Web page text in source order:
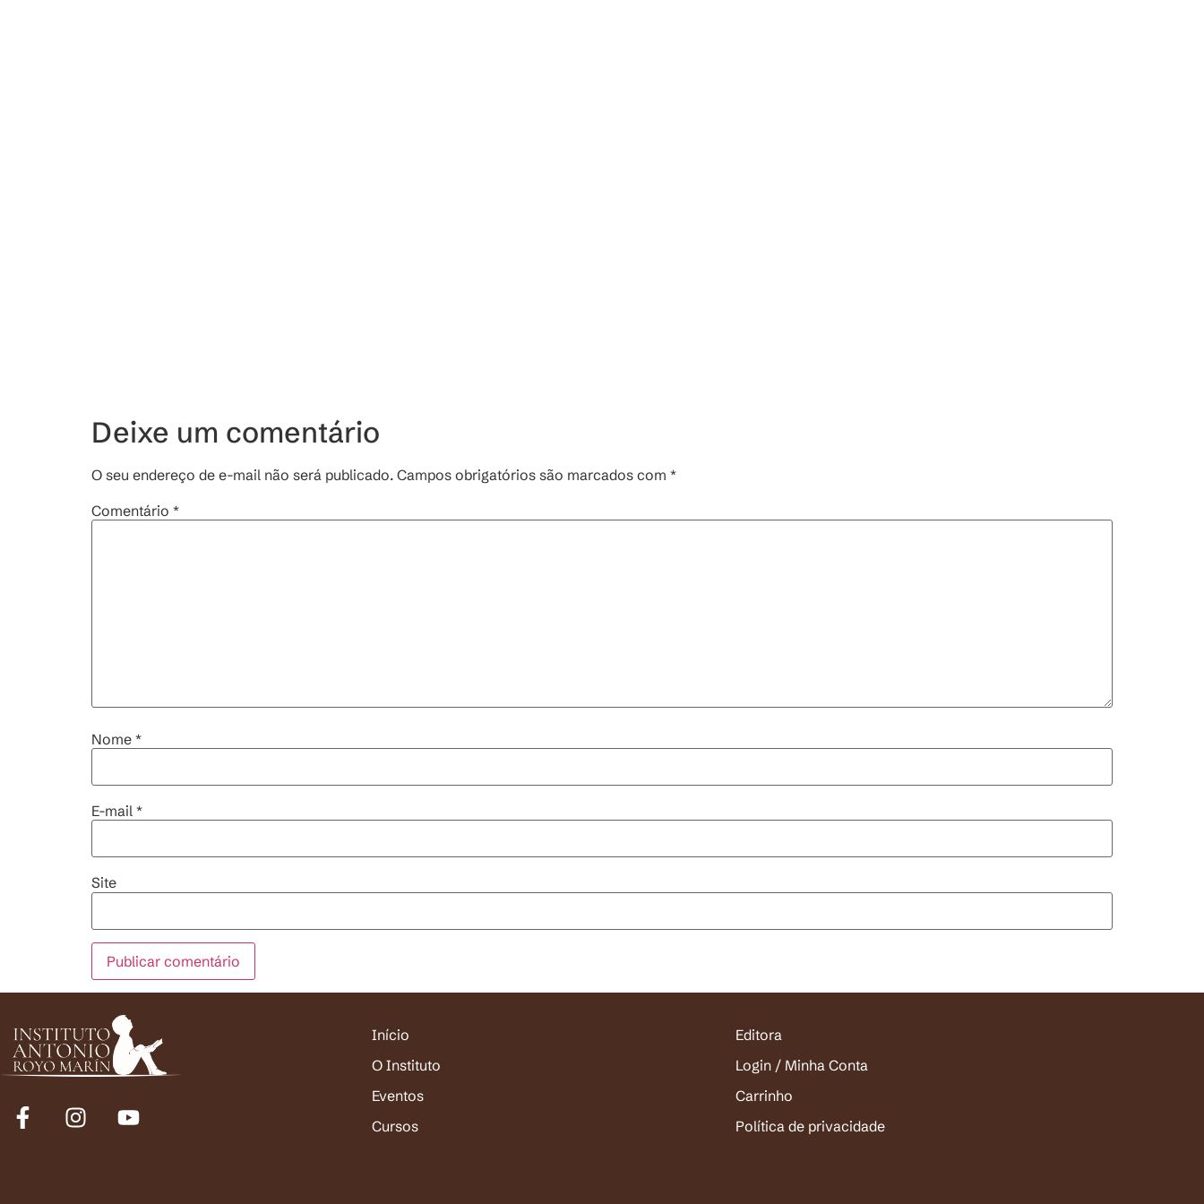
Deixe um comentário
O seu endereço de e-mail não será publicado. Campos obrigatórios são marcados com *
Comentário *
Nome *
E-mail *
Site
Início
O Instituto
Eventos
Cursos
Editora
Login / Minha Conta
Carrinho
Política de privacidade